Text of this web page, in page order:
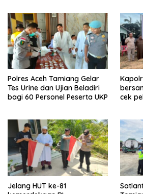
Polres Aceh Tamiang Gelar
Tes Urine dan Ujian Beladiri
bagi 60 Personel Peserta UKP
cek
Jelang HUT ke-81